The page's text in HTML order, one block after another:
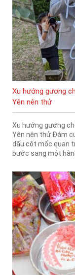
Xu hướng gương
Yên nên thử
Xu hướng gương
Yên nên thử Đám
dấu cột mốc quan
bước sang một